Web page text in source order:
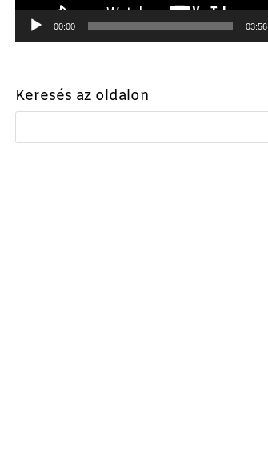
00:00 03:56
Keresés az oldalon